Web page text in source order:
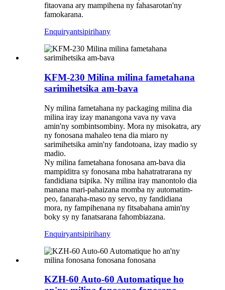
fitaovana ary mampihena ny fahasarotan'ny
famokarana.
Enquiryantsipirihany
KFM-230 Milina milina fametahana
sarimihetsika am-bava
Ny milina fametahana ny packaging milina dia
milina iray izay manangona vava ny vava
amin'ny sombintsombiny. Mora ny misokatra, ary
ny fonosana mahaleo tena dia miaro ny
sarimihetsika amin'ny fandotoana, izay madio sy
madio.
Ny milina fametahana fonosana am-bava dia
mampiditra sy fonosana mba hahatratrarana ny
fandidiana tsipika. Ny milina iray manontolo dia
manana mari-pahaizana momba ny automatim-
peo, fanaraha-maso ny servo, ny fandidiana
mora, ny fampihenana ny fitsabahana amin'ny
boky sy ny fanatsarana fahombiazana.
Enquiryantsipirihany
KZH-60 Auto-60 Automatique ho